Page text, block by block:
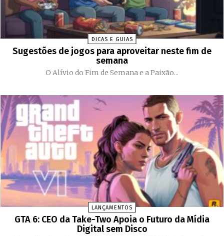
DICAS E GUIAS
Sugestões de jogos para aproveitar neste fim de
semana
O Alívio do Fim de Semana e a Paixão...
LANÇAMENTOS
GTA 6: CEO da Take-Two Apoia o Futuro da Mídia
Digital sem Disco